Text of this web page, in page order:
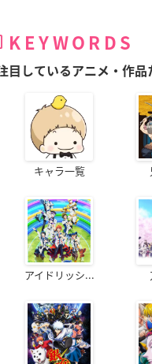
KEYWORDS
目しているアニメ・作品
キャラ一覧
アイドリッシ...